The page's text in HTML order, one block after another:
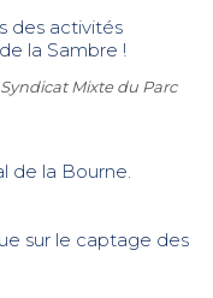
des activités
la Sambre !
Mixte du Parc
de la Bourne.
sur le captage des